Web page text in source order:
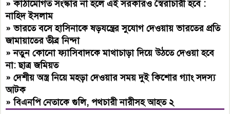
»কাঠামোগত সংস্কার না হলে এই সরকারও স্বৈরাচারী হবে :
নাহিদ ইসলাম
»ভারতে বসে হাসিনাকে ষড়যন্ত্রের সুযোগ দেওয়ায় ভারতের প্রতি
জামায়াতের তীব্র নিন্দা
»নতুন কোনো ফ্যাসিবাদকে মাথাচাড়া দিয়ে উঠতে দেওয়া হবে
না: ছাত্র জমিয়ত
»দেশীয় অস্ত্র নিয়ে মহড়া দেওয়ার সময় দুই কিশোর গ্যাং সদস্য
আটক
»বিএনপি নেতাকে গুলি, পথচারী নারীসহ আহত ২